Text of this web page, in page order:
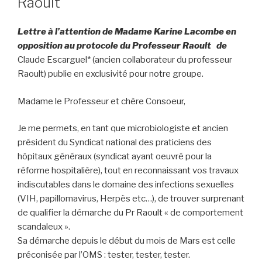
Lettre à l’attention de Madame Karine Lacombe en
opposition au protocole du Professeur Raoult de
Claude Escarguel* (ancien collaborateur du professeur
Raoult) publie en exclusivité pour notre groupe.
Madame le Professeur et chère Consoeur,
Je me permets, en tant que microbiologiste et ancien
président du Syndicat national des praticiens des
hôpitaux généraux (syndicat ayant oeuvré pour la
réforme hospitalière), tout en reconnaissant vos travaux
indiscutables dans le domaine des infections sexuelles
(VIH, papillomavirus, Herpès etc…), de trouver surprenant
de qualifier la démarche du Pr Raoult « de comportement
scandaleux ».
Sa démarche depuis le début du mois de Mars est celle
préconisée par l’OMS : tester, tester, tester.